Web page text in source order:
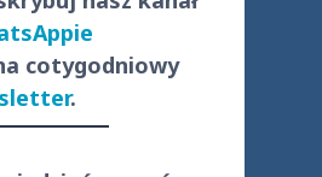
cotygodniowy
.